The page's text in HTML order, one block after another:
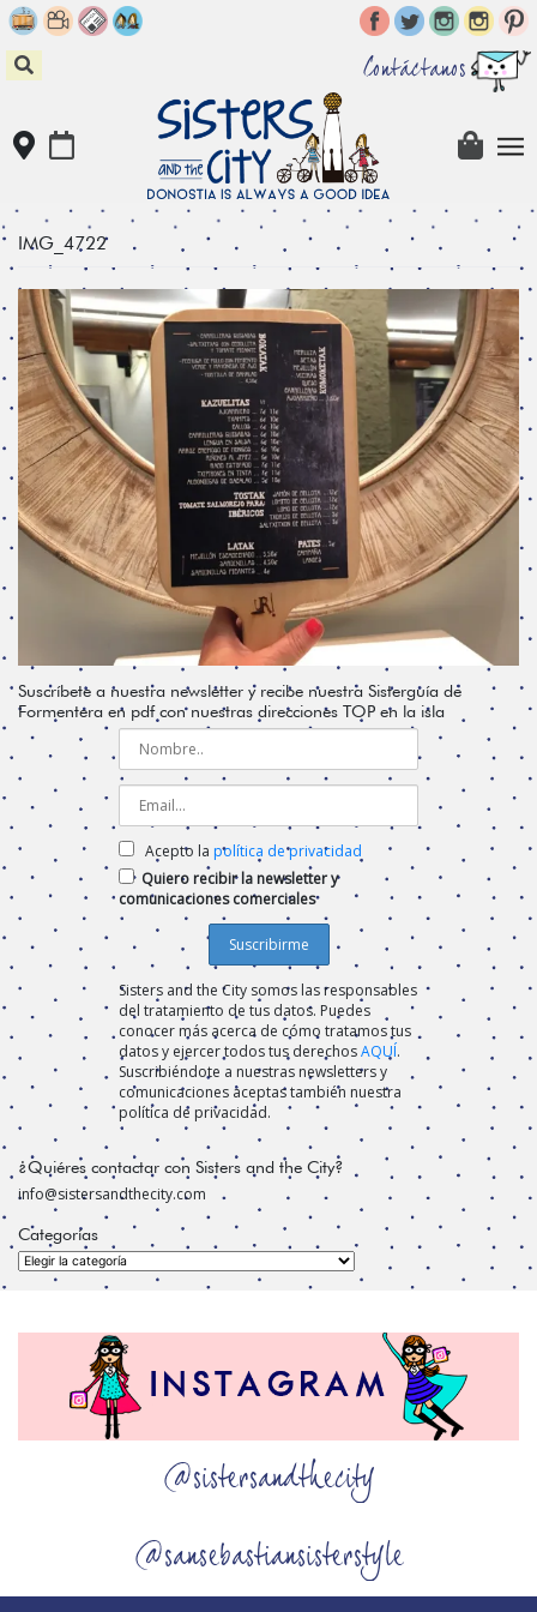
Skip
to
content
Contáctanos
IMG_4722
Suscríbete a nuestra newsletter y recibe nuestra Sisterguía de
Formentera en pdf con nuestras direcciones TOP en la isla
Acepto la política de privacidad
Quiero recibir la newsletter y
comunicaciones comerciales
Sisters and the City somos las responsables
del tratamiento de tus datos. Puedes
conocer más acerca de cómo tratamos tus
datos y ejercer todos tus derechosAQUÍ.
Suscribiéndote a nuestras newsletters y
comunicaciones aceptas también nuestra
política de privacidad.
¿Quiéres contactar con Sisters and the City?
info@sistersandthecity.com
Categorías
Categorías
@sistersandthecity
@sansebastiansisterstyle